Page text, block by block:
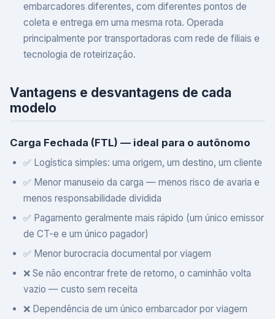
embarcadores diferentes, com diferentes pontos de
coleta e entrega em uma mesma rota. Operada
principalmente por transportadoras com rede de filiais e
tecnologia de roteirização.
Vantagens e desvantagens de cada
modelo
Carga Fechada (FTL) — ideal para o autônomo
✅ Logística simples: uma origem, um destino, um cliente
✅ Menor manuseio da carga — menos risco de avaria e
menos responsabilidade dividida
✅ Pagamento geralmente mais rápido (um único emissor
de CT-e e um único pagador)
✅ Menor burocracia documental por viagem
❌ Se não encontrar frete de retorno, o caminhão volta
vazio — custo sem receita
❌ Dependência de um único embarcador por viagem